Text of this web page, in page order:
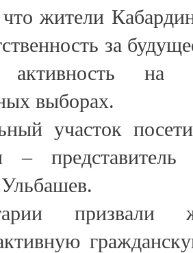
жители
за
активность на
выборах.
участок
–
призвали